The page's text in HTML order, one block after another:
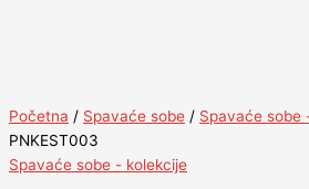
Početna / Spavaće sobe / Spavaće sobe
PNKEST003
Spavaće sobe - kolekcije